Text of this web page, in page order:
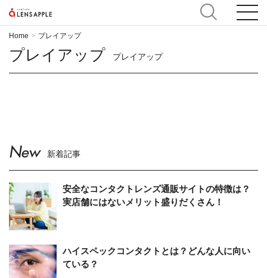
Home > プレイアップ
プレイアップ プレイアップ
New 新着記事
安全なコンタクトレンズ通販サイトの特徴は？
実店舗にはないメリット盛りだくさん！
ハイスペックコンタクトとは？どんな人に向い
ている？